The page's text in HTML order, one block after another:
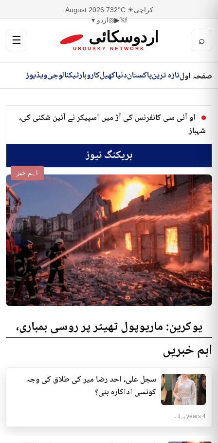
کراچی☀ 32°C
7 August 2026
f
𝕏
▶
◎اردو ▾
⌕ اردوسکائی
URDUSKY NETWORK
☰
صفحہ اولتازہ ترینپاکستاندنیاکھیلکاروبارٹیکنالوجیویڈیوز
او آئی سی کانفرنس کی آڑ میں اسپیکر نے آئین شکنی کی،
شہباز
بریکنگ نیوز
اہم خبر
یوکرین: ماریوپول تھیٹر پر روسی بمباری،
300 افراد کی ہلاکت کا خدشہ
کا خدشہ ظاہر کیا اور کہا کہ کم...
انٹرنیشنل | 4 years پہلے
اہم خبریں
سجل علی، احد رضا میر کی طلاق کی وجہ
کونسی اداکارہ بنی؟
4 years پہلے